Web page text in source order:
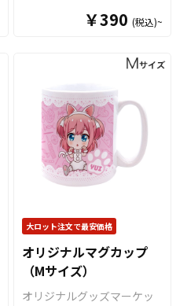
ろん、学校・病院・クラブ
してもご利用頂けます。 販
売に必要な資材も取り揃え
ておりますので、お客様に
はデザインをご入稿いただ
くだけで自社商品として販
売していただくことができ
ます。国内生産で小ロット
からの制作も承っておりま
すので、お気軽にご相談く
いたします。 アクリルドア
テル・施設・ご家庭など幅
広いシーンで活躍する、ド
アノブに掛けて使うコミュ
ニケーションツールです。
多様な形状のドアノブに対
応し、使用シーンを選ばな
い高い実用性が特長。高品
質アクリル素材を採用して
いますので、美しい透明感
す。 ダイカット加工により
自由な形状での制作が可能
なほか、両面フルカラー印
刷にも対応。案内表示や注
意喚起、ブランド表現ま
￥390 (税込)~
大ロット注文で最安価格
オリジナルマグカップ
（Mサイズ）
オリジナルグッズマーケッ